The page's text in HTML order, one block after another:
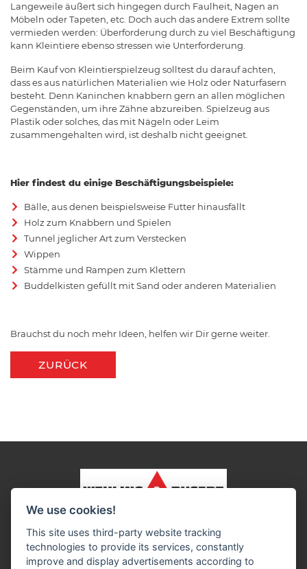
Langeweile äußert sich hingegen durch Faulheit, Nagen an
Möbeln oder Tapeten, etc. Doch auch das andere Extrem sollte
vermieden werden: Überforderung durch zu viel Beschäftigung
kann Kleintiere ebenso stressen wie Unterforderung.
Beim Kauf von Kleintierspielzeug solltest du darauf achten,
dass es aus natürlichen Materialien wie Holz oder Naturfasern
besteht. Denn Kaninchen knabbern gern an allen möglichen
Gegenständen, um ihre Zähne abzureiben. Spielzeug aus
Plastik oder solches, das mit Nägeln oder Leim
zusammengehalten wird, ist deshalb nicht geeignet.
Hier findest du einige Beschäftigungsbeispiele:
Bälle, aus denen beispielsweise Futter hinausfällt
Holz zum Knabbern und Spielen
Tunnel jeglicher Art zum Verstecken
Wippen
Stämme und Rampen zum Klettern
Buddelkisten gefüllt mit Sand oder anderen Materialien
Brauchst du noch mehr Ideen, helfen wir Dir gerne weiter.
ZURÜCK
Cookie-Einstellungen ändern
We use cookies!
This site uses third-party website tracking
technologies to provide its services, constantly
improve and display advertisements according to